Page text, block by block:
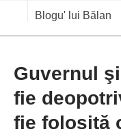
Blogu' lui Bălan
ANALIZE
BLOG IN DIALOG
Guvernul
fie
fie folosită